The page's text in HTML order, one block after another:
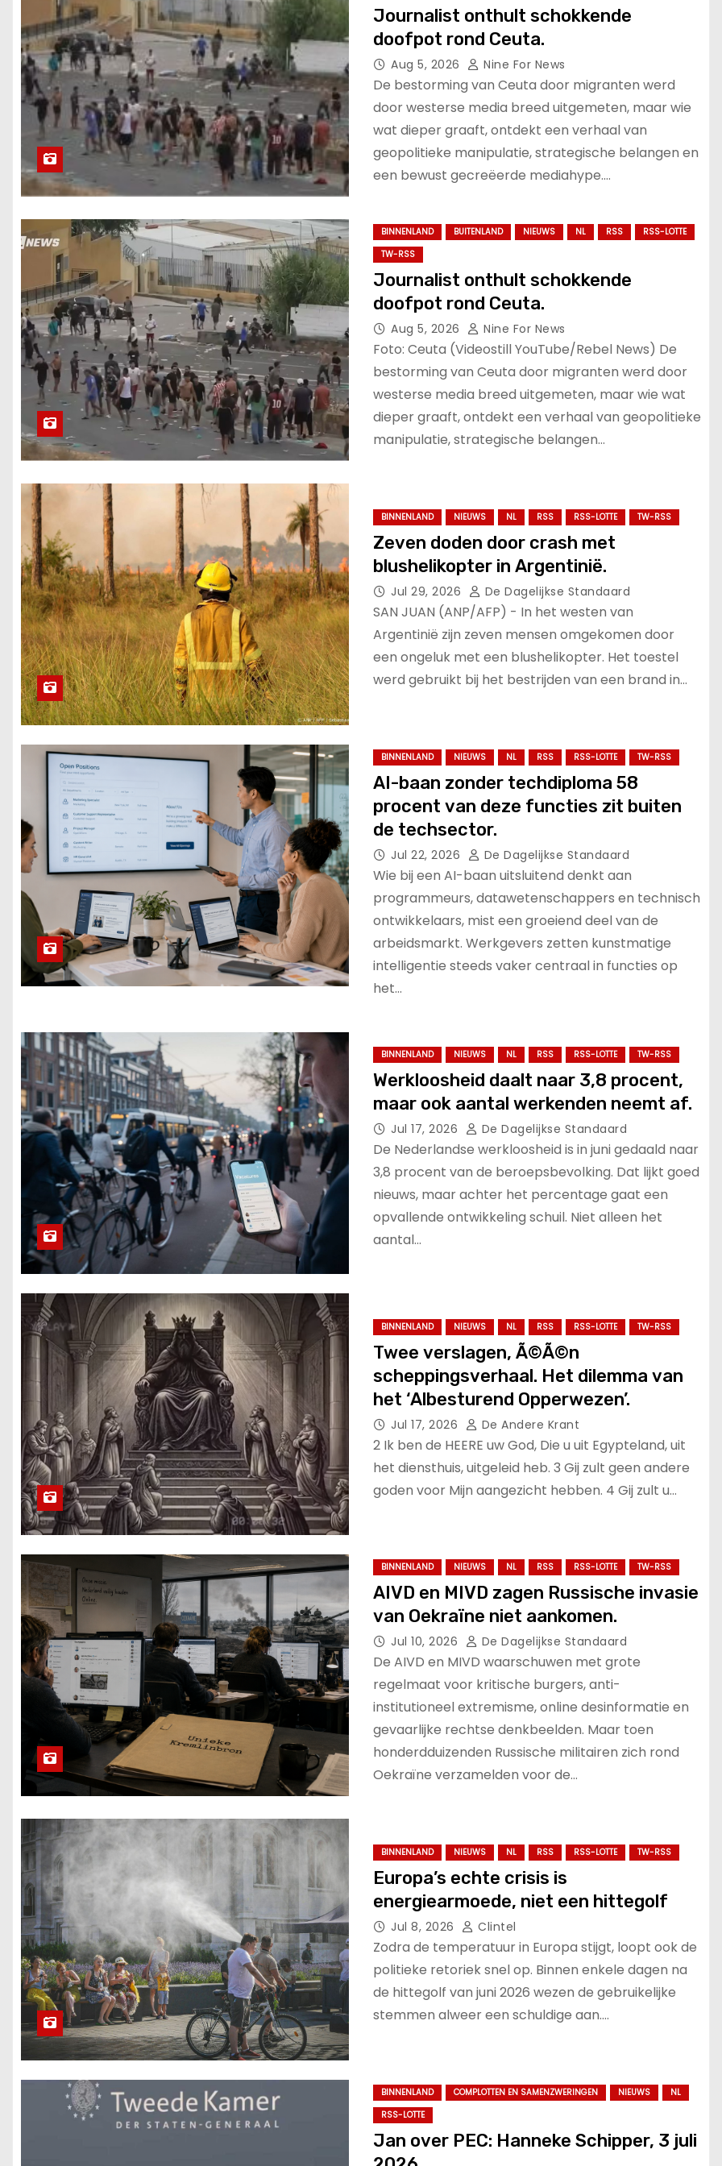
Journalist onthult schokkende
doofpot rond Ceuta.
Aug 5, 2026 Nine For News
De bestorming van Ceuta door migranten werd
door westerse media breed uitgemeten, maar wie
wat dieper graaft, ontdekt een verhaal van
geopolitieke manipulatie, strategische belangen en
een bewust gecreëerde mediahype.…
BINNENLAND BUITENLAND NIEUWS NL RSS
RSS-LOTTE
TW-RSS
Journalist onthult schokkende
doofpot rond Ceuta.
Aug 5, 2026 Nine For News
Foto: Ceuta (Videostill YouTube/Rebel News) De
bestorming van Ceuta door migranten werd door
westerse media breed uitgemeten, maar wie wat
dieper graaft, ontdekt een verhaal van geopolitieke
manipulatie, strategische belangen…
BINNENLAND NIEUWS NL RSS RSS-LOTTE TW-RSS
Zeven doden door crash met
blushelikopter in Argentinië.
Jul 29, 2026 De Dagelijkse Standaard
SAN JUAN (ANP/AFP) - In het westen van
Argentinië zijn zeven mensen omgekomen door
een ongeluk met een blushelikopter. Het toestel
werd gebruikt bij het bestrijden van een brand in…
BINNENLAND NIEUWS NL RSS RSS-LOTTE TW-RSS
AI-baan zonder techdiploma 58
procent van deze functies zit buiten
de techsector.
Jul 22, 2026 De Dagelijkse Standaard
Wie bij een AI-baan uitsluitend denkt aan
programmeurs, datawetenschappers en technisch
ontwikkelaars, mist een groeiend deel van de
arbeidsmarkt. Werkgevers zetten kunstmatige
intelligentie steeds vaker centraal in functies op
het…
BINNENLAND NIEUWS NL RSS RSS-LOTTE TW-RSS
Werkloosheid daalt naar 3,8 procent,
maar ook aantal werkenden neemt af.
Jul 17, 2026 De Dagelijkse Standaard
De Nederlandse werkloosheid is in juni gedaald naar
3,8 procent van de beroepsbevolking. Dat lijkt goed
nieuws, maar achter het percentage gaat een
opvallende ontwikkeling schuil. Niet alleen het
aantal…
BINNENLAND NIEUWS NL RSS RSS-LOTTE TW-RSS
Twee verslagen, Ã©Ã©n
scheppingsverhaal. Het dilemma van
het ‘Albesturend Opperwezen’.
Jul 17, 2026 De Andere Krant
2 Ik ben de HEERE uw God, Die u uit Egypteland, uit
het diensthuis, uitgeleid heb. 3 Gij zult geen andere
goden voor Mijn aangezicht hebben. 4 Gij zult u…
BINNENLAND NIEUWS NL RSS RSS-LOTTE TW-RSS
AIVD en MIVD zagen Russische invasie
van Oekraïne niet aankomen.
Jul 10, 2026 De Dagelijkse Standaard
De AIVD en MIVD waarschuwen met grote
regelmaat voor kritische burgers, anti-
institutioneel extremisme, online desinformatie en
gevaarlijke rechtse denkbeelden. Maar toen
honderdduizenden Russische militairen zich rond
Oekraïne verzamelden voor de…
BINNENLAND NIEUWS NL RSS RSS-LOTTE TW-RSS
Europa’s echte crisis is
energiearmoede, niet een hittegolf
Jul 8, 2026 Clintel
Zodra de temperatuur in Europa stijgt, loopt ook de
politieke retoriek snel op. Binnen enkele dagen na
de hittegolf van juni 2026 wezen de gebruikelijke
stemmen alweer een schuldige aan.…
BINNENLAND COMPLOTTEN EN SAMENZWERINGEN NIEUWS
NL
RSS-LOTTE
Jan over PEC: Hanneke Schipper, 3 juli